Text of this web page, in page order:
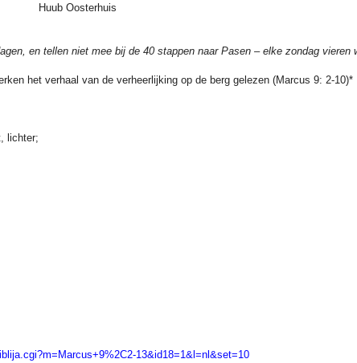
Huub Oosterhuis
en tellen niet mee bij de 40 stappen naar Pasen – elke zondag vieren
het verhaal van de verheerlijking op de berg gelezen (Marcus 9: 2-10)*
lichter;
13&id18=1&l=nl&set=10